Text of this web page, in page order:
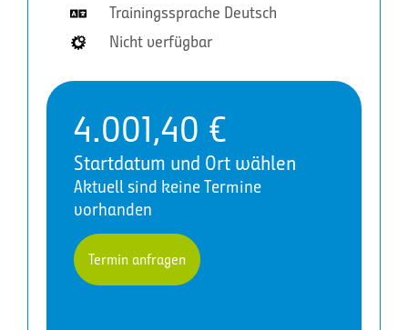
Trainingssprache Deutsch
Nicht verfügbar
4.001,40 €
Startdatum und Ort wählen
Aktuell sind keine Termine
vorhanden
Termin anfragen